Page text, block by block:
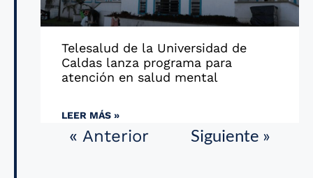
Telesalud de la Universidad de
Caldas lanza programa para
atención en salud mental
LEER MÁS »
« Anterior Siguiente »